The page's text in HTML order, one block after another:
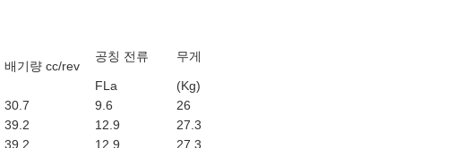
배기량 cc/rev
공칭 전류 무게
FLa
(Kg)
30.7 9.6
26
39.2 12.9
27.3
39.2 12.9 27.3